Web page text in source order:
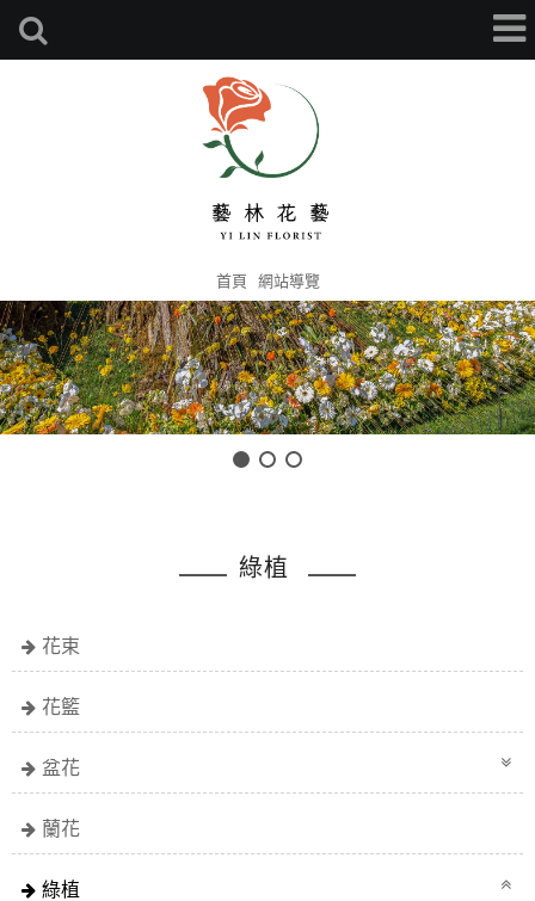
首頁 網站導覽
綠植
花束
花籃
盆花
蘭花
綠植